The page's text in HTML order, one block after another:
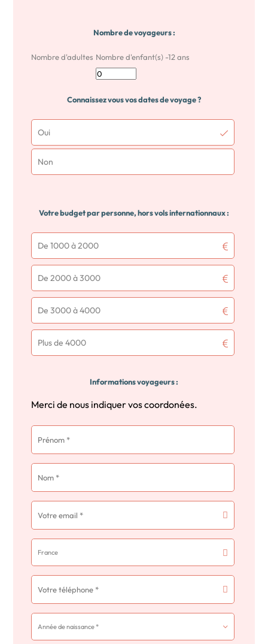
Nombre de voyageurs :
Nombre d'adultes Nombre d'enfant(s) -12 ans
Connaissez vous vos dates de voyage ?
Oui
Non
Votre budget par personne, hors vols internationnaux :
De 1000 à 2000
De 2000 à 3000
De 3000 à 4000
Plus de 4000
Informations voyageurs :
Merci de nous indiquer vos coordonées.